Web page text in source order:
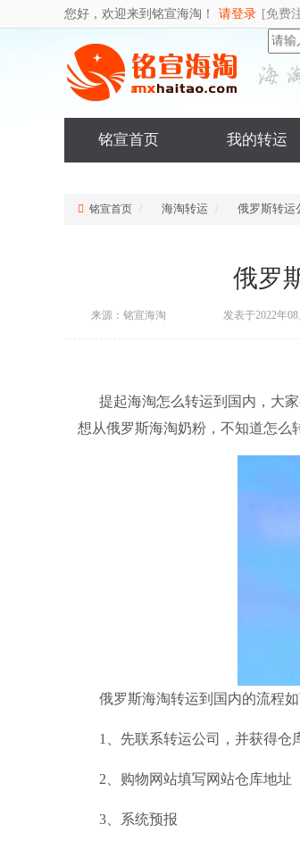
您好，欢迎来到铭宣海淘！ 请登录 [免费
铭宣首页 我的转运
铭宣首页 海淘转运 俄罗斯转运
俄罗
来源：铭宣海淘 发表于2022年
提起海淘怎么转运到国内，大
想从俄罗斯海淘奶粉，不知道怎么
俄罗斯海淘转运到国内的流程如
1、先联系转运公司 ，并获得仓
2、购物网站填写网站仓库地址
3、系统预报